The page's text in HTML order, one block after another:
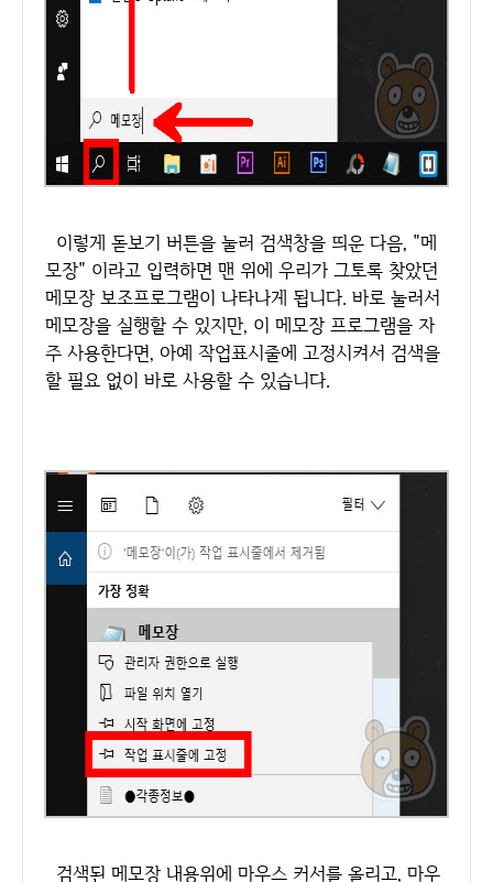
이렇게 돋보기 버튼을 눌러 검색창을 띄운 다음, "메
모장" 이라고 입력하면 맨 위에 우리가 그토록 찾았던
메모장 보조프로그램이 나타나게 됩니다. 바로 눌러서
메모장을 실행할 수 있지만, 이 메모장 프로그램을 자
주 사용한다면, 아예 작업표시줄에 고정시켜서 검색을
할 필요 없이 바로 사용할 수 있습니다.
검색된 메모장 내용위에 마우스 커서를 올리고, 마우